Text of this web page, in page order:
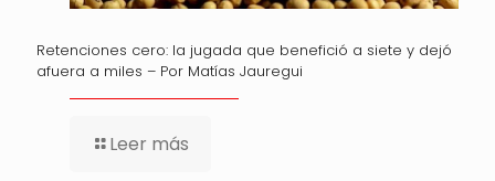
Retenciones cero: la jugada que benefició a siete y dejó
afuera a miles – Por Matías Jauregui
Leer más